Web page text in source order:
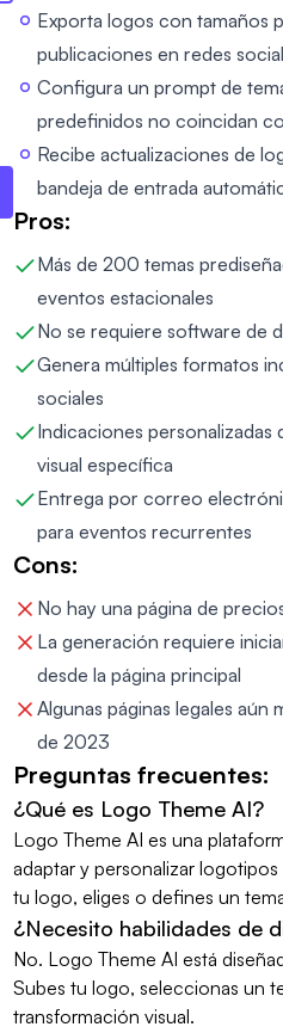
Exporta logos con tamaños
publicaciones en redes
Configura un prompt de
predefinidos no coincidan
Recibe actualizaciones de
bandeja de entrada
Pros:
Más de 200 temas
eventos estacionales
No se requiere software de
Genera múltiples formatos
sociales
Indicaciones
visual específica
Entrega por correo
para eventos recurrentes
Cons:
No hay una página de
La generación requiere
desde la página principal
Algunas páginas legales aún
de 2023
Preguntas frecuentes:
¿Qué es Logo Theme AI?
Logo Theme AI es una
adaptar y personalizar
tu logo, eliges o defines un
¿Necesito habilidades de
No. Logo Theme AI está
Subes tu logo, seleccionas un
transformación visual.